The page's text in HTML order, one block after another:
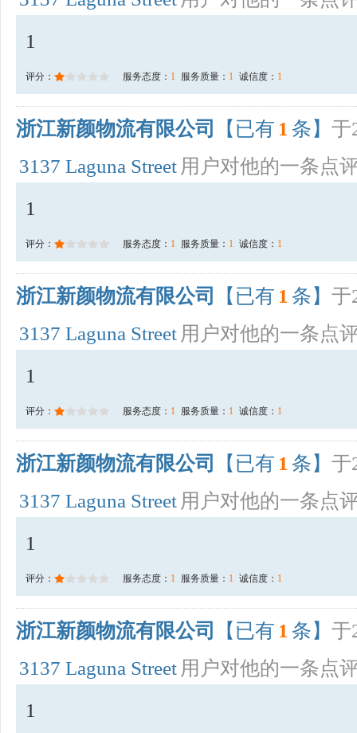
1
评分： 服务态度： 1 服务质量： 1 诚信度： 1
浙江新颜物流有限公司 【已有 1 条】 于
3137 Laguna Street 用户对他的一条点
1
评分： 服务态度： 1 服务质量： 1 诚信度： 1
浙江新颜物流有限公司 【已有 1 条】 于
3137 Laguna Street 用户对他的一条点
1
评分： 服务态度： 1 服务质量： 1 诚信度： 1
浙江新颜物流有限公司 【已有 1 条】 于
3137 Laguna Street 用户对他的一条点
1
评分： 服务态度： 1 服务质量： 1 诚信度： 1
浙江新颜物流有限公司 【已有 1 条】 于
3137 Laguna Street 用户对他的一条点
1